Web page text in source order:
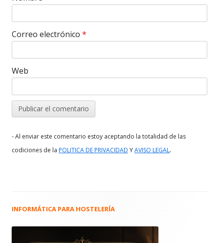
Correo electrónico *
Web
- Al enviar este comentario estoy aceptando la totalidad de las
codiciones de la POLITICA DE PRIVACIDAD YAVISO LEGAL.
Barra
INFORMÁTICA PARA HOSTELERÍA